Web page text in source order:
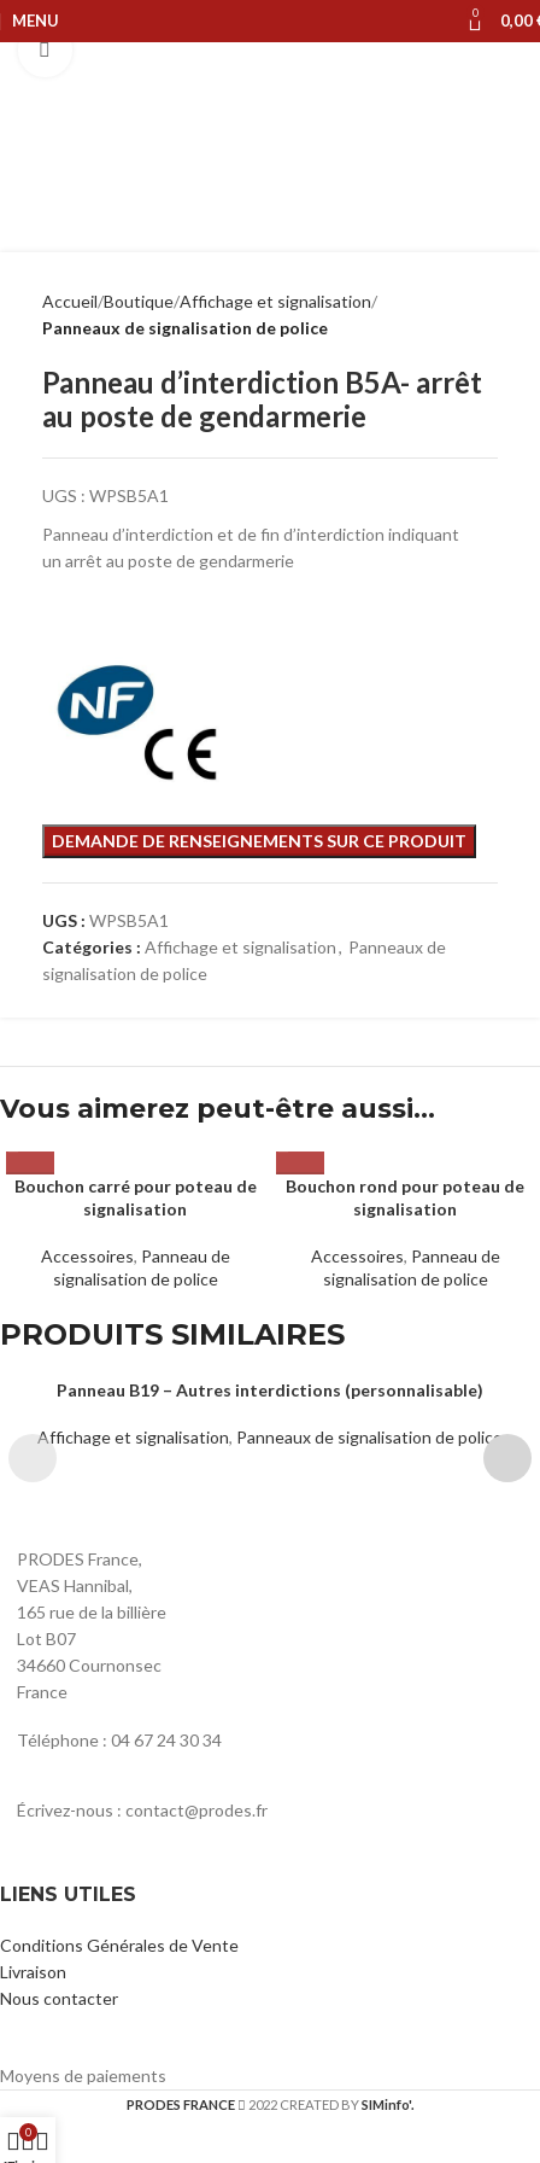
MENU 0 0,00
Accueil Boutique Affichage et signalisation
Panneaux de signalisation de police
Panneau d’interdiction B5A- arrêt
au poste de gendarmerie
UGS : WPSB5A1
Panneau d’interdiction et de fin d’interdiction indiquant
un arrêt au poste de gendarmerie
UGS : WPSB5A1
Catégories : Affichage et signalisation, Panneaux de
signalisation de police
Vous aimerez peut-être aussi…
Bouchon carré pour poteau de
signalisation
Accessoires, Panneau de
signalisation de police
Bouchon rond pour poteau de
signalisation
Accessoires, Panneau de
signalisation de police
PRODUITS SIMILAIRES
Panneau B19 – Autres interdictions (personnalisable)
Affichage et signalisation, Panneaux de signalisation de police
PRODES France,
VEAS Hannibal,
165 rue de la billière
Lot B07
34660 Cournonsec
France
Téléphone : 04 67 24 30 34
Écrivez-nous : contact@prodes.fr
LIENS UTILES
Conditions Générales de Vente
Livraison
Nous contacter
Moyens de paiements
PRODES FRANCE 2022 CREATED BYSIMinfo'.
0